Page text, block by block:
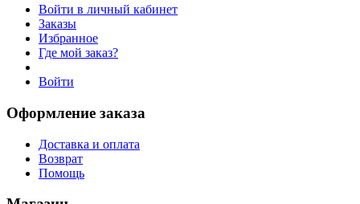
Войти в личный кабинет
Заказы
Избранное
Где мой заказ?
Войти
Оформление заказа
Доставка и оплата
Возврат
Помощь